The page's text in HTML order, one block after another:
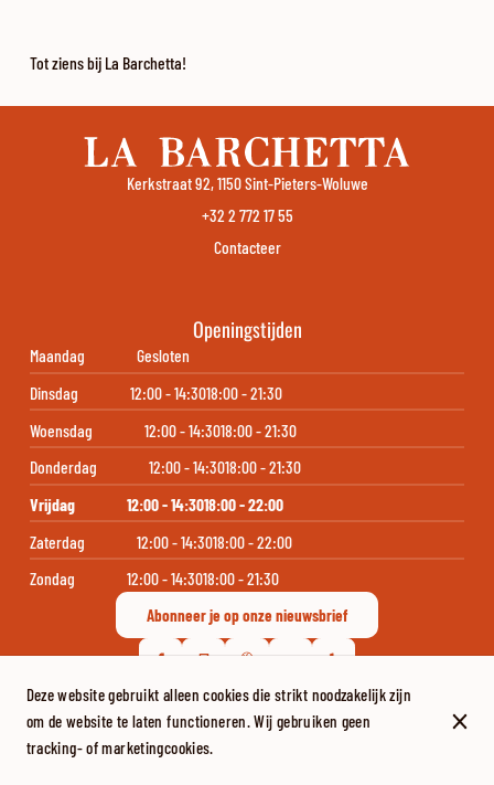
Tot ziens bij La Barchetta!
Kerkstraat 92, 1150 Sint-Pieters-Woluwe
+32 2 772 17 55
Contacteer
Openingstijden
Maandag
Gesloten
Dinsdag
12:00 - 14:3018:00 - 21:30
Woensdag
12:00 - 14:3018:00 - 21:30
Donderdag
12:00 - 14:3018:00 - 21:30
Vrijdag
12:00 - 14:3018:00 - 22:00
Zaterdag
12:00 - 14:3018:00 - 22:00
Zondag
12:00 - 14:3018:00 - 21:30
Abonneer je op onze nieuwsbrief
© La Barchetta 2026
Gegevensbeschermingsbeleid
Deze website gebruikt alleen cookies die strikt noodzakelijk zijn
om de website te laten functioneren. Wij gebruiken geen
tracking- of marketingcookies.